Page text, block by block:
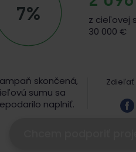
7%
z cieľovej
30 000 €
skončená,
sumu sa
naplniť.
Zdieľať